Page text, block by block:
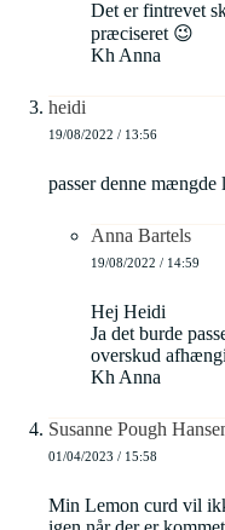
Det er fintrevet
præciseret 😉
Kh Anna
heidi
19/08/2022 / 13:56
passer denne
Anna Bartels
19/08/2022 / 14:59
Hej Heidi
Ja det burde
overskud
Kh Anna
Susanne Pough
01/04/2023 / 15:58
Min Lemon curd vil